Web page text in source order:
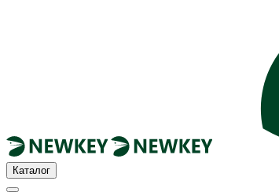
Каталог